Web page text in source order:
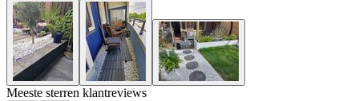
Meeste sterren klantreviews